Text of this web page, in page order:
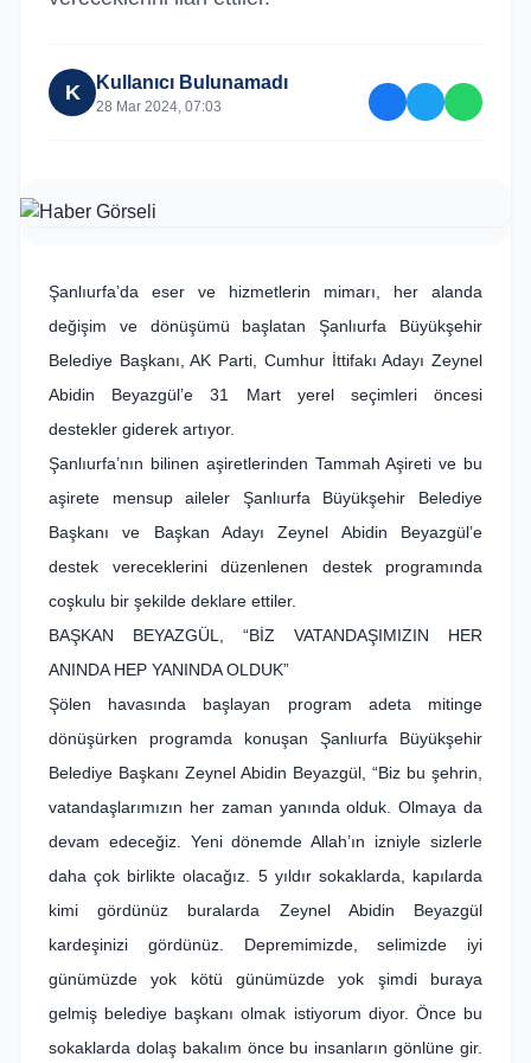
K Kullanıcı Bulunamadı
28 Mar 2024, 07:03
Şanlıurfa’da eser ve hizmetlerin mimarı, her alanda
değişim ve dönüşümü başlatan Şanlıurfa Büyükşehir
Belediye Başkanı, AK Parti, Cumhur İttifakı Adayı Zeynel
Abidin Beyazgül’e 31 Mart yerel seçimleri öncesi
destekler giderek artıyor.
Şanlıurfa’nın bilinen aşiretlerinden Tammah Aşireti ve bu
aşirete mensup aileler Şanlıurfa Büyükşehir Belediye
Başkanı ve Başkan Adayı Zeynel Abidin Beyazgül’e
destek vereceklerini düzenlenen destek programında
coşkulu bir şekilde deklare ettiler.
BAŞKAN BEYAZGÜL, “BİZ VATANDAŞIMIZIN HER
ANINDA HEP YANINDA OLDUK”
Şölen havasında başlayan program adeta mitinge
dönüşürken programda konuşan Şanlıurfa Büyükşehir
Belediye Başkanı Zeynel Abidin Beyazgül, “Biz bu şehrin,
vatandaşlarımızın her zaman yanında olduk. Olmaya da
devam edeceğiz. Yeni dönemde Allah’ın izniyle sizlerle
daha çok birlikte olacağız. 5 yıldır sokaklarda, kapılarda
kimi gördünüz buralarda Zeynel Abidin Beyazgül
kardeşinizi gördünüz. Depremimizde, selimizde iyi
günümüzde yok kötü günümüzde yok şimdi buraya
gelmiş belediye başkanı olmak istiyorum diyor. Önce bu
sokaklarda dolaş bakalım önce bu insanların gönlüne gir.